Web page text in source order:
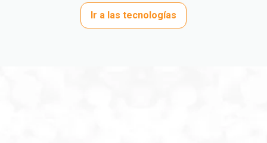
Ir a las tecnologías